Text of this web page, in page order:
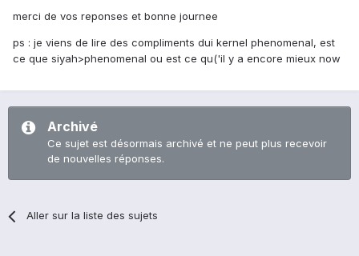
merci de vos reponses et bonne journee
ps : je viens de lire des compliments dui kernel phenomenal, est
ce que siyah>phenomenal ou est ce qu('il y a encore mieux now
Archivé
Ce sujet est désormais archivé et ne peut plus recevoir
de nouvelles réponses.
Aller sur la liste des sujets